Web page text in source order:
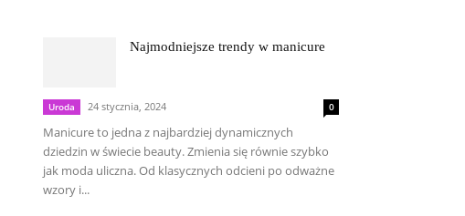
Najmodniejsze trendy w manicure
Uroda 24 stycznia, 2024 0
Manicure to jedna z najbardziej dynamicznych
dziedzin w świecie beauty. Zmienia się równie szybko
jak moda uliczna. Od klasycznych odcieni po odważne
wzory i...